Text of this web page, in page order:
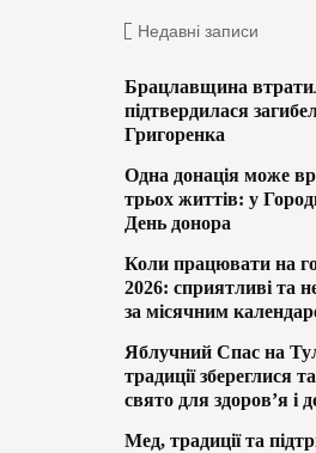
Недавні записи
Брацлавщина
підтвердилася
Григоренка
Одна донація може
трьох життів: у
День донора
Коли працювати на
2026: сприятливі та
за місячним
Яблучний Спас на
традиції збереглися
свято для здоров’я і
Мед, традиції та